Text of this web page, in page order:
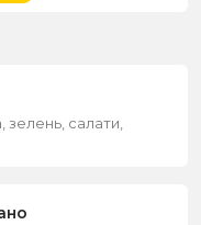
зелень, салати,